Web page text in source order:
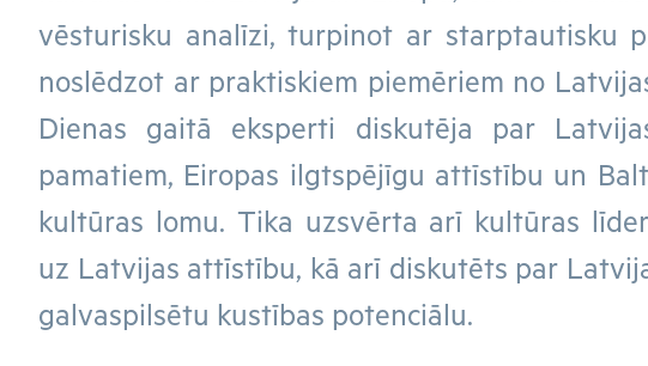
vēsturisku analīzi, turpinot ar starptautisku
noslēdzot ar praktiskiem piemēriem no
Dienas gaitā eksperti diskutēja par
pamatiem, Eiropas ilgtspējīgu attīstību un
kultūras lomu. Tika uzsvērta arī kultūras
uz Latvijas attīstību, kā arī diskutēts par
galvaspilsētu kustības potenciālu.